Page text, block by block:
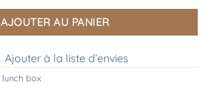
AJOUTER AU PANIER
Ajouter à la liste d’envies
lunch box